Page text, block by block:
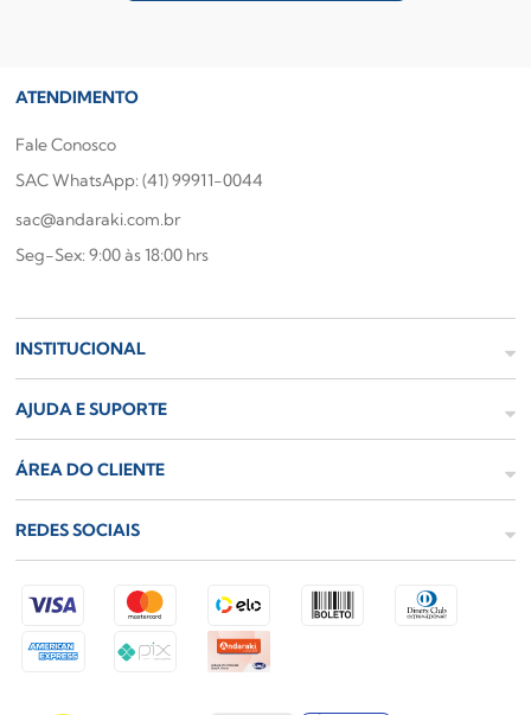
ATENDIMENTO
Fale Conosco
SAC WhatsApp: (41) 99911-0044
sac@andaraki.com.br
Seg-Sex: 9:00 às 18:00 hrs
INSTITUCIONAL
AJUDA E SUPORTE
ÁREA DO CLIENTE
REDES SOCIAIS